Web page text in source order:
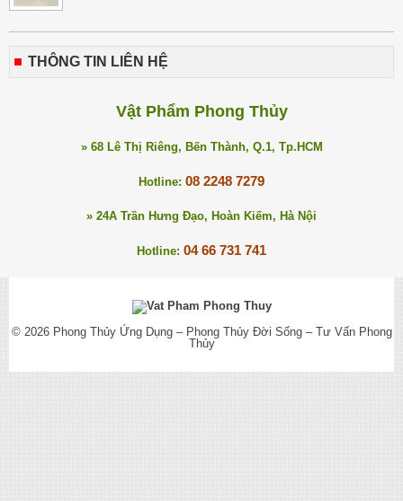
THÔNG TIN LIÊN HỆ
Vật Phẩm Phong Thủy
» 68 Lê Thị Riêng, Bến Thành, Q.1, Tp.HCM
Hotline: 08 2248 7279
» 24A Trần Hưng Đạo, Hoàn Kiếm, Hà Nội
Hotline: 04 66 731 741
© 2026 Phong Thủy Ứng Dụng – Phong Thủy Đời Sống – Tư Vấn Phong
Thủy